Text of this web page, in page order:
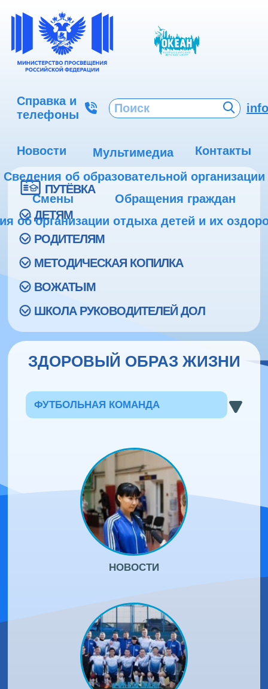
Справка и
телефоны
Новости Мультимедиа
Контакты
Сведения об образовательной организации
Смены
Обращения граждан
об организации отдыха детей и их
ПУТЁВКА
ДЕТЯМ
РОДИТЕЛЯМ
МЕТОДИЧЕСКАЯ КОПИЛКА
ВОЖАТЫМ
ШКОЛА РУКОВОДИТЕЛЕЙ ДОЛ
ЗДОРОВЫЙ ОБРАЗ ЖИЗНИ
ФУТБОЛЬНАЯ КОМАНДА
НОВОСТИ